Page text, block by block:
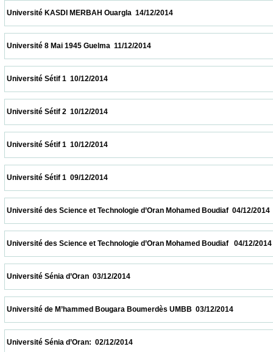
Université KASDI MERBAH Ouargla  14/12/2014
Université 8 Mai 1945 Guelma  11/12/2014
Université Sétif 1  10/12/2014
Université Sétif 2  10/12/2014
Université Sétif 1  10/12/2014
Université Sétif 1  09/12/2014
Université des Science et Technologie d’Oran Mohamed Boudiaf
Université des Science et Technologie d’Oran Mohamed Boudiaf
Université Sénia d’Oran  03/12/2014
Université de M’hammed Bougara Boumerdès UMBB  03/12/
Université Sénia d’Oran:  02/12/2014